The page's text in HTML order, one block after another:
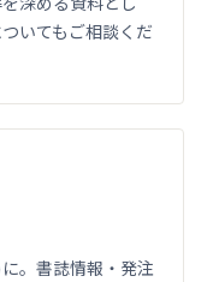
いてもご相談くだ
。書誌情報・発注